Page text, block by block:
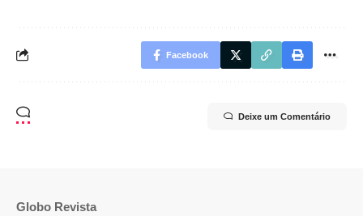
Facebook
Deixe um Comentário
Globo Revista